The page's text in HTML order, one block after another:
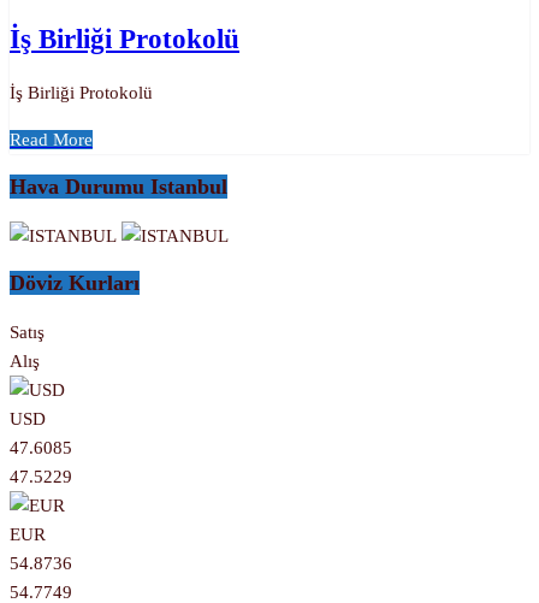
İş Birliği Protokolü
İş Birliği Protokolü
Read More
Hava Durumu Istanbul
Döviz Kurları
Satış
Alış
USD
47.6085
47.5229
EUR
54.8736
54.7749